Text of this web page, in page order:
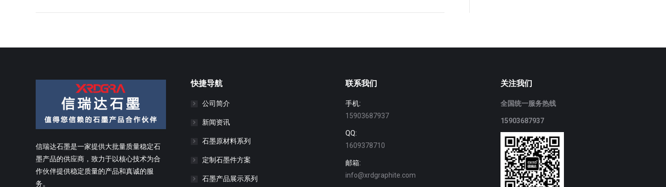
信瑞达石墨是一家提供大批量质量稳定石
墨产品的供应商，致力于以核心技术为合
作伙伴提供稳定质量的产品和真诚的服
务。
快捷导航
公司简介
新闻资讯
石墨原材料系列
定制石墨件方案
石墨产品展示系列
联系我们
手机:
15903687937
QQ:
1609378710
邮箱:
info@xrdgraphite.com
关注我们
全国统一服务热线
15903687937